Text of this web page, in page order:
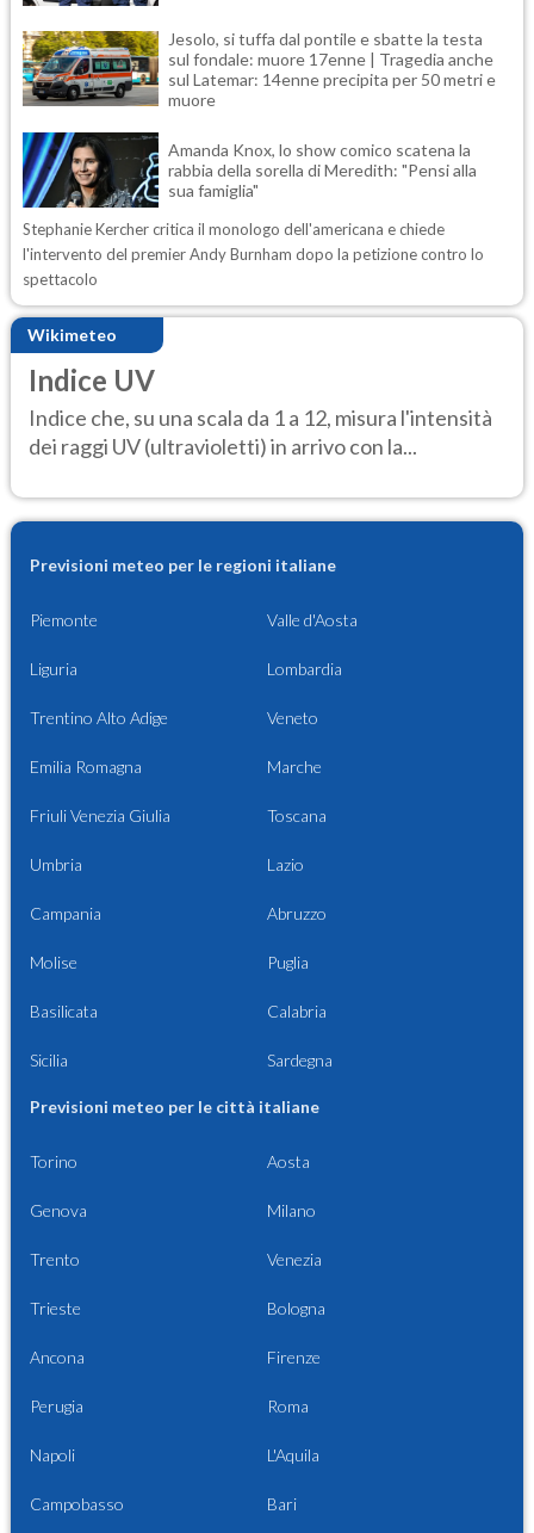
Jesolo, si tuffa dal pontile e sbatte la testa
sul fondale: muore 17enne | Tragedia anche
sul Latemar: 14enne precipita per 50 metri e
muore
Amanda Knox, lo show comico scatena la
rabbia della sorella di Meredith: "Pensi alla
sua famiglia"
Stephanie Kercher critica il monologo dell'americana e chiede
l'intervento del premier Andy Burnham dopo la petizione contro lo
spettacolo
Wikimeteo
Indice UV
Indice che, su una scala da 1 a 12, misura l'intensità
dei raggi UV (ultravioletti) in arrivo con la...
Previsioni meteo per le regioni italiane
Piemonte Valle d'Aosta
Liguria Lombardia
Trentino Alto Adige Veneto
Emilia Romagna Marche
Friuli Venezia Giulia Toscana
Umbria Lazio
Campania Abruzzo
Molise Puglia
Basilicata Calabria
Sicilia Sardegna
Previsioni meteo per le città italiane
Torino Aosta
Genova Milano
Trento Venezia
Trieste Bologna
Ancona Firenze
Perugia Roma
Napoli L'Aquila
Campobasso Bari